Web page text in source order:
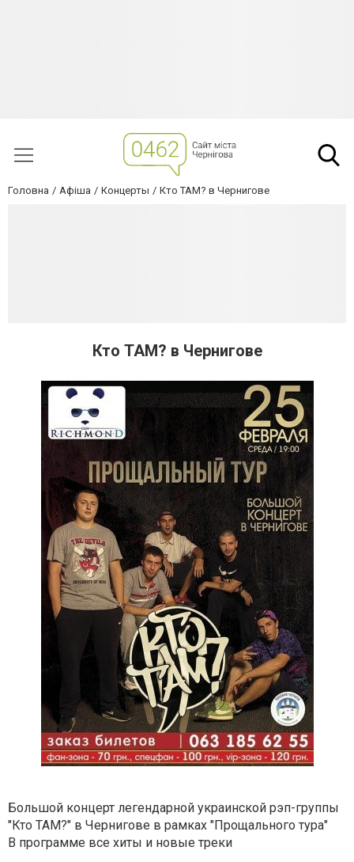
Головна Афіша Концерты Кто ТАМ? в Чернигове
Кто ТАМ? в Чернигове
Большой концерт легендарной украинской рэп-группы
"Кто ТАМ?" в Чернигове в рамках "Прощального тура"
В программе все хиты и новые треки